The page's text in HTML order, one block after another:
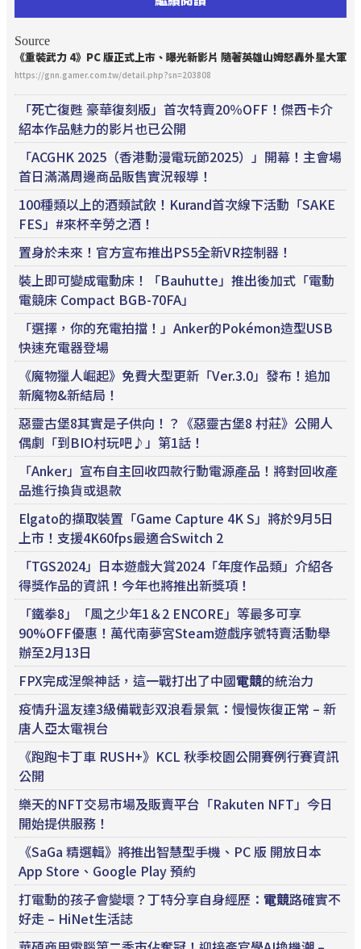
Source
《重裝武力 4》PC 版正式上市、曝光新影片 隨著英雄山姆怒轟外星大軍
https://gnn.gamer.com.tw/detail.php?sn=203808
「死亡復甦 豪華復刻版」首次特賣20％OFF！傑西卡介
紹本作品魅力的影片也已公開
「ACGHK 2025（香港動漫電玩節2025）」開幕！主會場
首日滿滿周邊商品販售實況報導！
100種類以上的酒類試飲！Kurand首次線下活動「SAKE
FES」#來杯辛勞之酒！
置身於未來！官方宣布推出PS5全新VR控制器！
裝上即可變成電動床！「Bauhutte」推出後加式「電動
電競床 Compact BGB-70FA」
「選擇，你的充電拍擋！」Anker的Pokémon造型USB
快速充電器登場
《魔物獵人崛起》免費大型更新「Ver.3.0」發布！追加
新魔物&新結局！
惡靈古堡8其實是子供向！？《惡靈古堡8 村莊》公開人
偶劇「到BIO村玩吧♪」第1話！
「Anker」宣布自主回收四款行動電源產品！將對回收產
品進行換貨或退款
Elgato的擷取裝置「Game Capture 4K S」將於9月5日
上市！支援4K60fps最適合Switch 2
「TGS2024」日本遊戲大賞2024「年度作品類」介紹各
得獎作品的資訊！今年也將推出新獎項！
「鐵拳8」「風之少年1＆2 ENCORE」等最多可享
90%OFF優惠！萬代南夢宮Steam遊戲序號特賣活動舉
辦至2月13日
FPX完成涅槃神話，這一戰打出了中國電競的統治力
疫情升溫友達3級備戰彭双浪看景氣：慢慢恢復正常 – 新
唐人亞太電視台
《跑跑卡丁車 RUSH+》KCL 秋季校園公開賽例行賽資訊
公開
樂天的NFT交易市場及販賣平台「Rakuten NFT」今日
開始提供服務！
《SaGa 精選輯》將推出智慧型手機、PC 版 開放日本
App Store、Google Play 預約
打電動的孩子會變壞？丁特分享自身經歷： 電競路確實不
好走 – HiNet生活誌